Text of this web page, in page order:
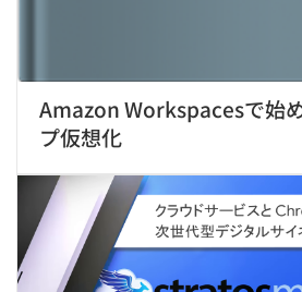
Amazon Workspacesで始
プ仮想化